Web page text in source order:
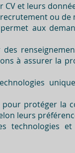
et leurs
ou de
aux
à assurer la
protéger la
leurs
technologies